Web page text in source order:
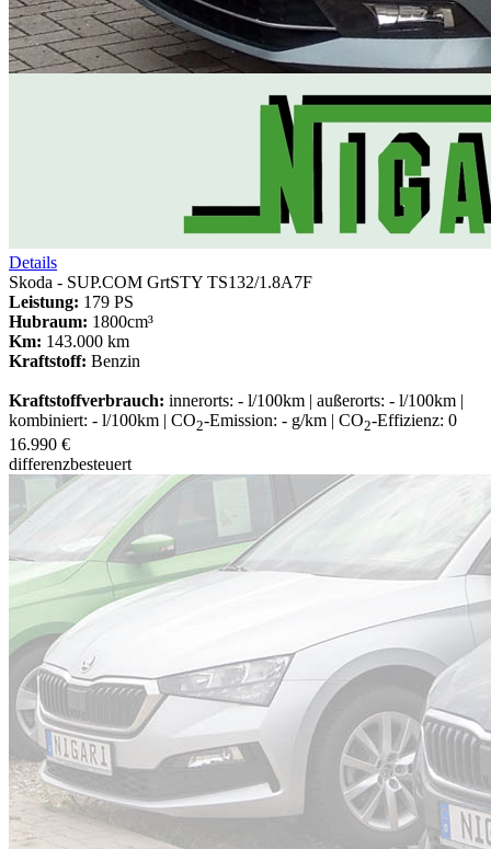
Details
Skoda - SUP.COM GrtSTY TS132/1.8A7F
Leistung: 179 PS
Hubraum: 1800cm³
Km: 143.000 km
Kraftstoff: Benzin
Kraftstoffverbrauch: innerorts: - l/100km | außerorts: - l/100km |
kombiniert: - l/100km | CO2-Emission: - g/km | CO2-Effizienz: 0
16.990 €
differenzbesteuert